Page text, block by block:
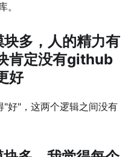
。
多，人的精力有
肯定没有github
好
好"，这两个逻辑之间没有